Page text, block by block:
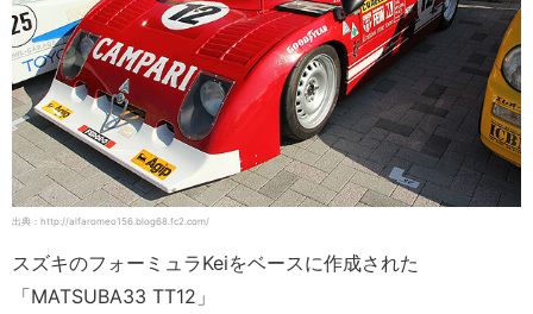
出典：http://alfaromeo156.blog68.fc2.com/
スズキのフォーミュラKeiをベースに作成された
「MATSUBA33 TT12」